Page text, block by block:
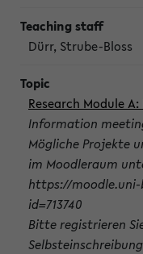
Dürr, Strube-Bloss
Research Module
Information
Mögliche Projekte
im Moodleraum
https://moodle.uni-
id=713740
Bitte registrieren
Selbsteinschreibung